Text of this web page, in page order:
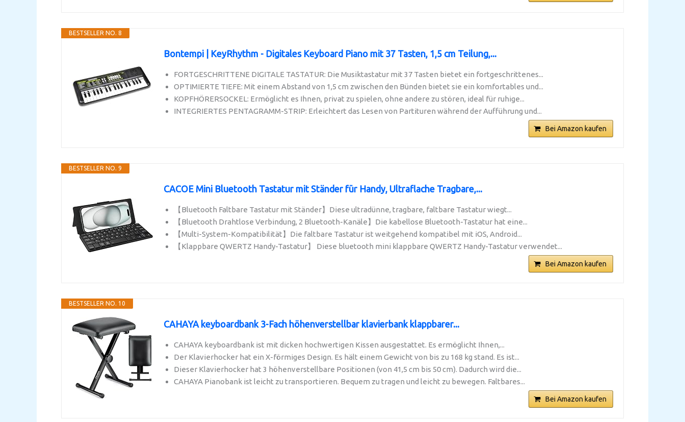
BESTSELLER NO. 8
Bontempi | KeyRhythm - Digitales Keyboard Piano mit 37 Tasten, 1,5 cm Teilung,...
FORTGESCHRITTENE DIGITALE TASTATUR: Die Musiktastatur mit 37 Tasten bietet ein fortgeschrittenes...
OPTIMIERTE TIEFE: Mit einem Abstand von 1,5 cm zwischen den Bünden bietet sie ein komfortables und...
KOPFHÖRERSOCKEL: Ermöglicht es Ihnen, privat zu spielen, ohne andere zu stören, ideal für ruhige...
INTEGRIERTES PENTAGRAMM-STRIP: Erleichtert das Lesen von Partituren während der Aufführung und...
Bei Amazon kaufen
BESTSELLER NO. 9
CACOE Mini Bluetooth Tastatur mit Ständer für Handy, Ultraflache Tragbare,...
【Bluetooth Faltbare Tastatur mit Ständer】Diese ultradünne, tragbare, faltbare Tastatur wiegt...
【Bluetooth Drahtlose Verbindung, 2 Bluetooth-Kanäle】Die kabellose Bluetooth-Tastatur hat eine...
【Multi-System-Kompatibilität】Die faltbare Tastatur ist weitgehend kompatibel mit iOS, Android...
【Klappbare QWERTZ Handy-Tastatur】 Diese bluetooth mini klappbare QWERTZ Handy-Tastatur verwendet...
Bei Amazon kaufen
BESTSELLER NO. 10
CAHAYA keyboardbank 3-Fach höhenverstellbar klavierbank klappbarer...
CAHAYA keyboardbank ist mit dicken hochwertigen Kissen ausgestattet. Es ermöglicht Ihnen,...
Der Klavierhocker hat ein X-förmiges Design. Es hält einem Gewicht von bis zu 168 kg stand. Es ist...
Dieser Klavierhocker hat 3 höhenverstellbare Positionen (von 41,5 cm bis 50 cm). Dadurch wird die...
CAHAYA Pianobank ist leicht zu transportieren. Bequem zu tragen und leicht zu bewegen. Faltbares...
Bei Amazon kaufen